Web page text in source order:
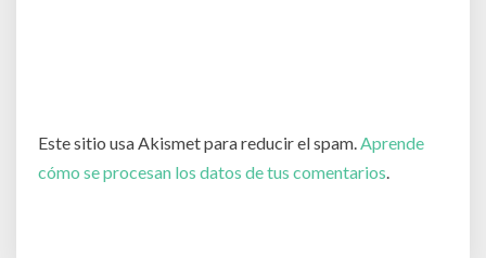
Este sitio usa Akismet para reducir el spam.Aprende
cómo se procesan los datos de tus comentarios.